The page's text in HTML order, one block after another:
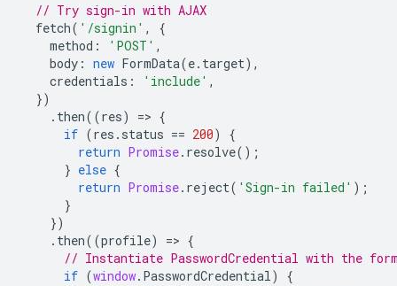
// Try sign-in with AJAX
fetch( '/signin' ,
{
method : 'POST' ,
body : new FormData(e. target),
credentials : 'include' ,
})
. then((res) => {
if (res . status == 200)
{
return Promise. resolve();
} else {
return Promise. reject( 'Sign-in failed' );
}
})
. then((profile) => {
// Instantiate PasswordCredential with the
if (window. PasswordCredential)
{